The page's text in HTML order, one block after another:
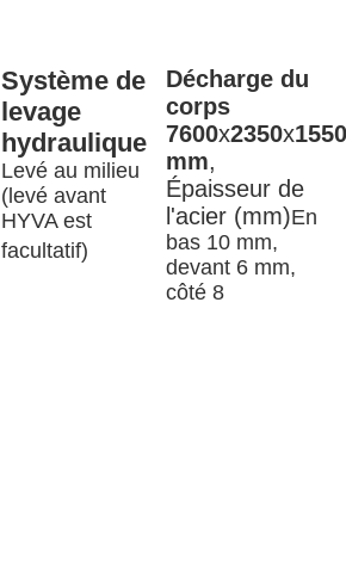
Système de
levage
hydraulique
Levé au milieu
(levé avant
HYVA est
facultatif)
Décharge du
corps
7600x2350x
mm,
Épaisseur de
l'acier (mm)En
bas 10 mm,
devant 6 mm,
côté 8